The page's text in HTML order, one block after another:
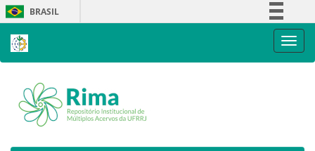
Skip
navigation
BRASIL